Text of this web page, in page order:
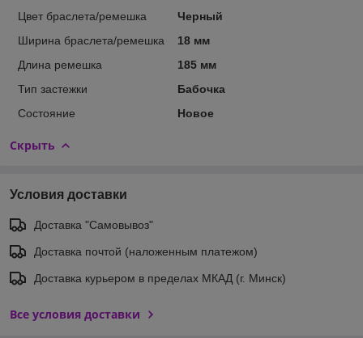
Цвет браслета/ремешка
Черный
Ширина браслета/ремешка
18 мм
Длина ремешка
185 мм
Тип застежки
Бабочка
Состояние
Новое
Скрыть
Условия доставки
Доставка "Самовывоз"
Доставка почтой (наложенным платежом)
Доставка курьером в пределах МКАД (г. Минск)
Все условия доставки